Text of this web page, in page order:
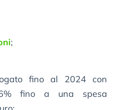
;
fino al 2024 con
fino a una spesa